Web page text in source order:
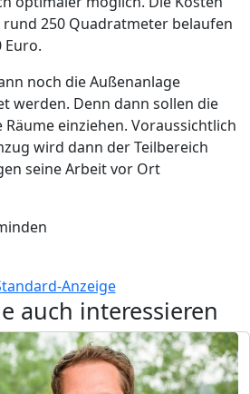
250 Quadratmeter belaufen
Euro.
noch die Außenanlage
werden. Denn dann sollen die
einziehen. Voraussichtlich
wird dann der Teilbereich
seine Arbeit vor Ort
auch interessieren